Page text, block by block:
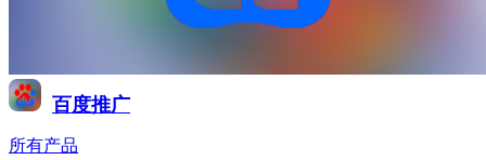
百度推广
所有产品